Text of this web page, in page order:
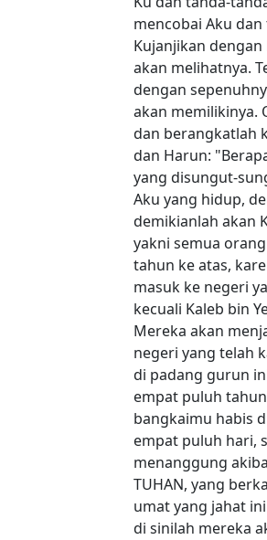
mencobai Aku
Kujanjikan
akan melihatnya.
dengan
akan memilikinya.
dan berangkatlah
dan Harun:
yang disungut-
Aku yang hidup,
demikianlah akan
yakni semua
tahun ke atas,
masuk ke negeri
kecuali Kaleb bin
Mereka akan
negeri yang telah
di padang gurun
empat puluh
bangkaimu habis
empat puluh hari,
menanggung
TUHAN, yang
umat yang jahat
di sinilah mereka